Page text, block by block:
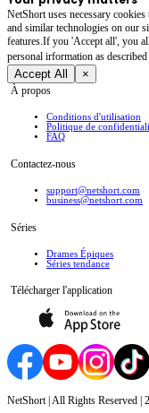
NetShort uses necessary
and similar technologies on our
features.If you 'Accept all', you
personal irformation as
Accept All ×
À propos
Conditions d'utilisation
Politique de
FAQ
Contactez-nous
support@netshort.com
business@netshort.com
Séries
Drames Épiques
Séries tendance
Télécharger l'application
NetShort | All Rights Reserved |